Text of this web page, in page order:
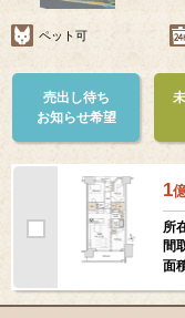
ペット可
売出し待ち
お知らせ希望
1
所
間
面